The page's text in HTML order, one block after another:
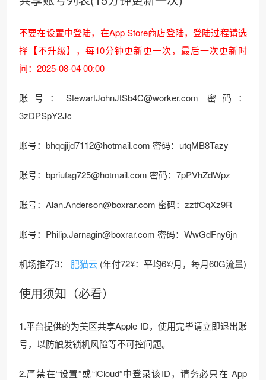
不要在设置中登陆，在App Store商店登陆，登陆过程请选
择【不升级】，每10分钟更新更一次，最后一次更新时
间：2025-08-04 00:00
账号：StewartJohnJtSb4C@worker.com 密码：
3zDPSpY2Jc
账号：bhqqjijd7112@hotmail.com 密码：utqMB8Tazy
账号：bpriufag725@hotmail.com 密码：7pPVhZdWpz
账号：Alan.Anderson@boxrar.com 密码：zztfCqXz9R
账号：Philip.Jarnagin@boxrar.com 密码：WwGdFny6jn
机场推荐3： 肥猫云 (年付72¥：平均6¥/月，每月60G流量)
使用须知（必看）
1.平台提供的为美区共享Apple ID，使用完毕请立即退出账
号，以防触发锁机风险等不可控问题。
2.严禁在“设置”或“iCloud”中登录该ID，请务必只在 App